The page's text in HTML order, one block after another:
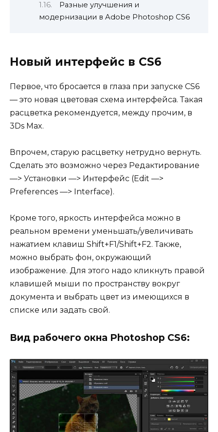
Разные улучшения и
модернизации в Adobe Photoshop CS6
Новый интерфейс в CS6
Первое, что бросается в глаза при запуске CS6
— это новая цветовая схема интерфейса. Такая
расцветка рекомендуется, между прочим, в
3Ds Max.
Впрочем, старую расцветку нетрудно вернуть.
Сделать это возможно через Редактирование
—> Установки —> Интерфейс (Edit —>
Preferences —> Interface).
Кроме того, яркость интерфейса можно в
реальном времени уменьшать/увеличивать
нажатием клавиш Shift+F1/Shift+F2. Также,
можно выбрать фон, окружающий
изображение. Для этого надо кликнуть правой
клавишей мыши по пространству вокруг
документа и выбрать цвет из имеющихся в
списке или задать свой.
Вид рабочего окна Photoshop CS6: